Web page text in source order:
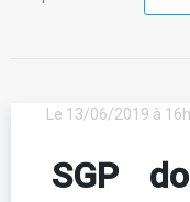
Le 13/06/2019 à 16h
SGP